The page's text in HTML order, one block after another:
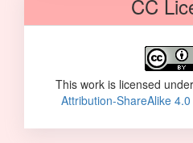
CC
This work is licensed
Attribution-ShareAlike